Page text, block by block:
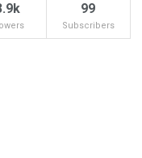
99
Subscribers